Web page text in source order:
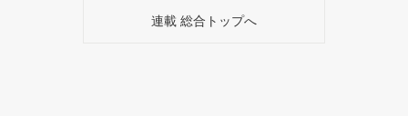
連載 総合トップへ